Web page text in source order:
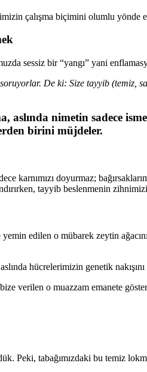
çalışma biçimini olumlu
sessiz bir “yangı” yani
De ki: Size tayyib (temiz,
nimetin sadece
birini müjdeler.
karnımızı doyurmaz;
tayyib beslenmenin
edilen o mübarek zeytin
hücrelerimizin genetik
verilen o muazzam emanete
Peki, tabağımızdaki bu temiz